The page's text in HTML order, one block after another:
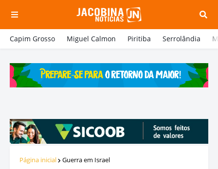
Capim Grosso Miguel Calmon Piritiba Serrolândia
Página inicial Guerra em Israel